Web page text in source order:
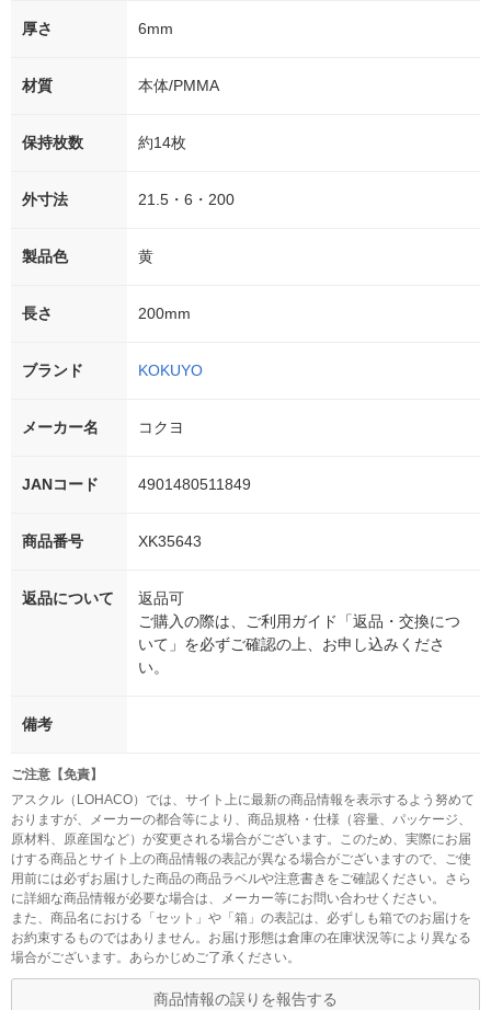
厚さ 6mm
材質 本体/PMMA
保持枚数 約14枚
外寸法 21.5・6・200
製品色 黄
長さ 200mm
ブランド KOKUYO
メーカー名 コクヨ
JANコード 4901480511849
商品番号 XK35643
返品について
返品可
ご購入の際は、ご利用ガイド「返品・交換につ
いて」を必ずご確認の上、お申し込みくださ
い。
備考
ご注意【免責】
アスクル（LOHACO）では、サイト上に最新の商品情報を表示するよう努めて
おりますが、メーカーの都合等により、商品規格・仕様（容量、パッケージ、
原材料、原産国など）が変更される場合がございます。このため、実際にお届
けする商品とサイト上の商品情報の表記が異なる場合がございますので、ご使
用前には必ずお届けした商品の商品ラベルや注意書きをご確認ください。さら
に詳細な商品情報が必要な場合は、メーカー等にお問い合わせください。
また、商品名における「セット」や「箱」の表記は、必ずしも箱でのお届けを
お約束するものではありません。お届け形態は倉庫の在庫状況等により異なる
場合がございます。あらかじめご了承ください。
商品情報の誤りを報告する